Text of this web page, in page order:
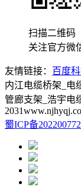
扫描二维码
关注官方微
友情链接： 百度
内江电缆桥架_电
管廊支架_浩宇电
蜀ICP备